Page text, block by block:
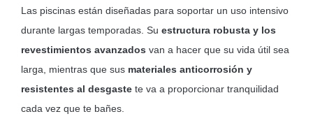
Las piscinas están diseñadas para soportar un uso intensivo
durante largas temporadas. Su estructura robusta y los
revestimientos avanzados van a hacer que su vida útil sea
larga, mientras que sus materiales anticorrosión y
resistentes al desgastete va a proporcionar tranquilidad
cada vez que te bañes.